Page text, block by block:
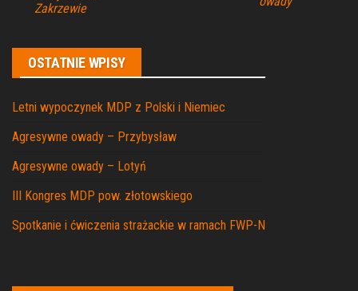
Zakrzewie
OSTATNIE WPISY
Letni wypoczynek MDP z Polski i Niemiec
Agresywne owady – Przybysław
Agresywne owady – Lotyń
III Kongres MDP pow. złotowskiego
Spotkanie i ćwiczenia strażackie w ramach FWP-N